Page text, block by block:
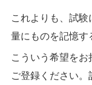
これよりも、試
量にものを記憶す
こういう希望を
ご登録ください